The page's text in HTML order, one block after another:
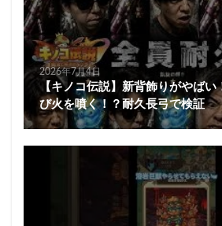
2026年7月4日
【キノコ伝説】新背飾りがやばい
び火を噴く！？耐久長弓で検証